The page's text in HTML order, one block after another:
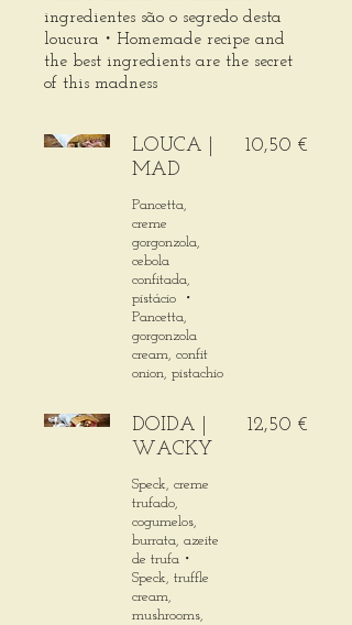
ingredientes são o segredo desta
loucura・Homemade recipe and
the best ingredients are the secret
of this madness
LOUCA |
MAD
Pancetta,
creme
gorgonzola,
cebola
confitada,
pistácio ・
Pancetta,
gorgonzola
cream, confit
onion, pistachio
10,50 €
DOIDA |
WACKY
Speck, creme
trufado,
cogumelos,
burrata, azeite
de trufa・
Speck, truffle
cream,
mushrooms,
12,50 €